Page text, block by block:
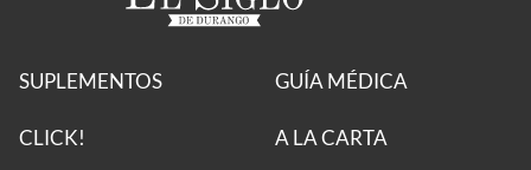
SUPLEMENTOS
CLICK!
GUÍA MÉDICA
A LA CARTA